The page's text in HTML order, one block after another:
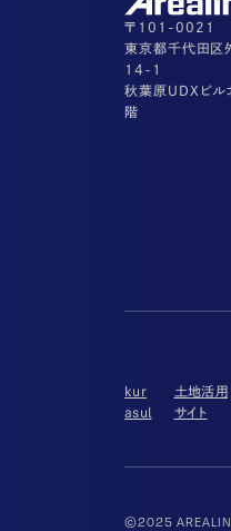
〒101-0021
東京都千代田区
14-1
秋葉原UDXビル
階
kur
asul
土地活用
サイト
©2025